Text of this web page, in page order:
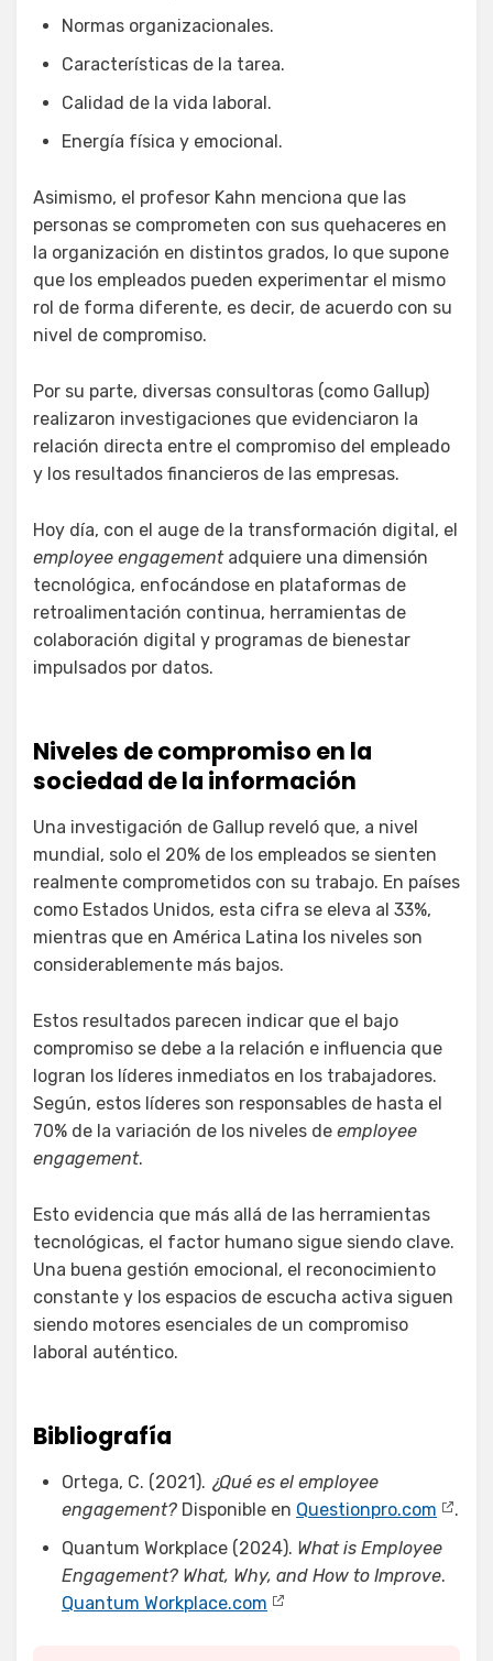
Normas organizacionales.
Características de la tarea.
Calidad de la vida laboral.
Energía física y emocional.
Asimismo, el profesor Kahn menciona que las
personas se comprometen con sus quehaceres en
la organización en distintos grados, lo que supone
que los empleados pueden experimentar el mismo
rol de forma diferente, es decir, de acuerdo con su
nivel de compromiso.
Por su parte, diversas consultoras (como Gallup)
realizaron investigaciones que evidenciaron la
relación directa entre el compromiso del empleado
y los resultados financieros de las empresas.
Hoy día, con el auge de la transformación digital, el
employee engagementadquiere una dimensión
tecnológica, enfocándose en plataformas de
retroalimentación continua, herramientas de
colaboración digital y programas de bienestar
impulsados por datos.
Niveles de compromiso en la
sociedad de la información
Una investigación de Gallup reveló que, a nivel
mundial, solo el 20% de los empleados se sienten
realmente comprometidos con su trabajo. En países
como Estados Unidos, esta cifra se eleva al 33%,
mientras que en América Latina los niveles son
considerablemente más bajos.
Estos resultados parecen indicar que el bajo
compromiso se debe a la relación e influencia que
logran los líderes inmediatos en los trabajadores.
Según, estos líderes son responsables de hasta el
70% de la variación de los niveles de employee
engagement.
Esto evidencia que más allá de las herramientas
tecnológicas, el factor humano sigue siendo clave.
Una buena gestión emocional, el reconocimiento
constante y los espacios de escucha activa siguen
siendo motores esenciales de un compromiso
laboral auténtico.
Bibliografía
Ortega, C. (2021). ¿Qué es el employee
engagement? Disponible en Questionpro.com
.
Quantum Workplace (2024). What is Employee
Engagement? What, Why, and How to Improve.
Quantum Workplace.com